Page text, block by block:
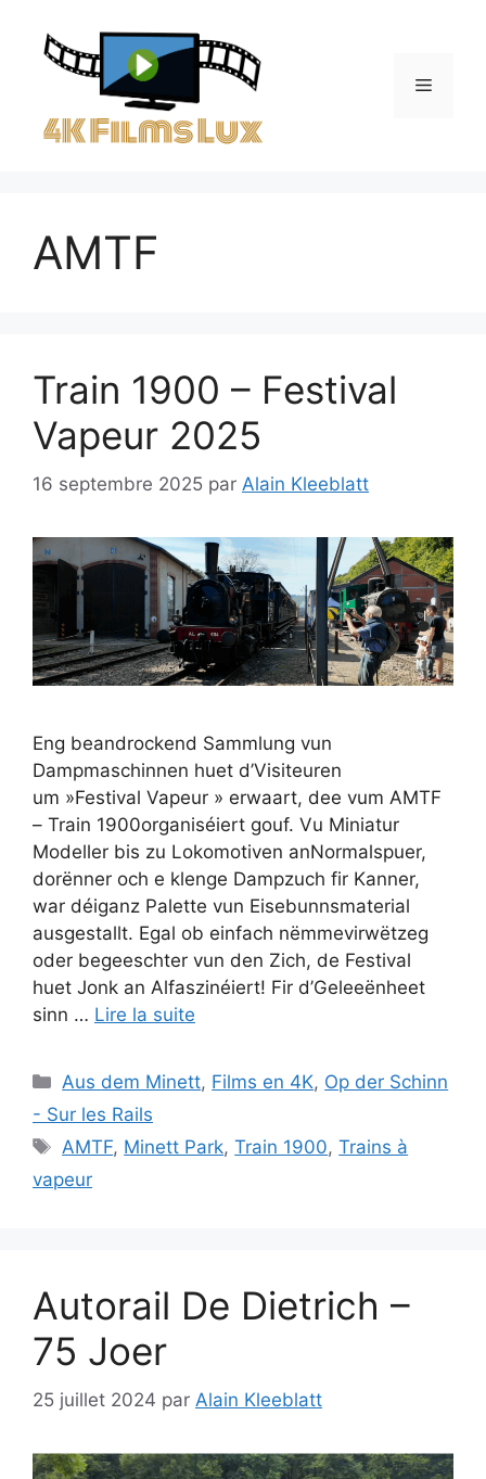
contenu
Menu
AMTF
Train 1900 – Festival
Vapeur 2025
16 septembre 2025 par Alain Kleeblatt
Eng beandrockend Sammlung vun
Dampmaschinnen huet d’Visiteuren
um »Festival Vapeur » erwaart, dee vum AMTF
– Train 1900organiséiert gouf. Vu Miniatur
Modeller bis zu Lokomotiven anNormalspuer,
dorënner och e klenge Dampzuch fir Kanner,
war déiganz Palette vun Eisebunnsmaterial
ausgestallt. Egal ob einfach nëmmevirwëtzeg
oder begeeschter vun den Zich, de Festival
huet Jonk an Alfaszinéiert! Fir d’Geleeënheet
sinn … Lire la suite
Catégories
Aus dem Minett, Films en 4K, Op der Schinn
- Sur les Rails
Étiquettes
AMTF, Minett Park,Train 1900,Trains à
vapeur
Autorail De Dietrich –
75 Joer
25 juillet 2024 par Alain Kleeblatt